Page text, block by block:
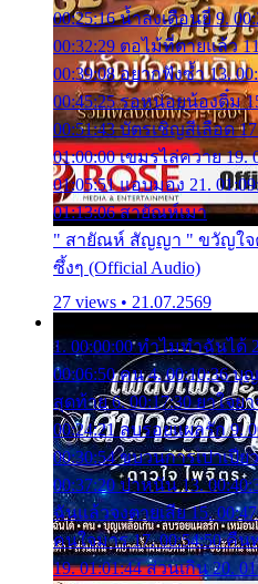
00:25:16 น้ำลงเดือนยี่ 9.
00:32:29 ตอไม้ที่ตายแล้ว
00:39:08 อยากฟังซ้ำ 13.
00:45:25 รอหน่อยน้องติ๋ม
00:51:43 บัตรเชิญสีเลือด
01:00:00 เขมรไล่ควาย 19.
01:05:51 แอบมอง 21.
01:13:06 สายัณห์เมา
" สายัณห์ สัญญา " ขวัญใจค
ซึ้งๆ (Official Audio)
27 views • 21.07.2569
1. 00:00:00 ทำไมทำฉันได้
00:06:50 คน 4. 00:10:36
สุดท้าย 6. 00:17:30 ยาใจย
00:24:21 ลบรอยแผลรัก 9.
00:30:54 ขบวนการเปาเปีย
00:37:20 ปาหนัน 13.
ฉันแล้วจงตายเสีย 15.
คนใจมาร 17. 00:54:50 คื
19. 01:01:44 ส่วนเกิน 20.